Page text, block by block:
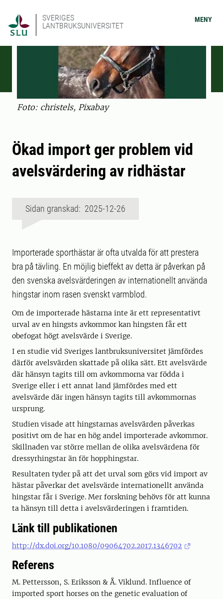
SVERIGES
LANTBRUKSUNIVERSITET
MENY
Foto: christels, Pixabay
Ökad import ger problem vid
avelsvärdering av ridhästar
Sidan granskad: 2025-12-26
Importerade sporthästar är ofta utvalda för att prestera
bra på tävling. En möjlig bieffekt av detta är påverkan på
den svenska avelsvärderingen av internationellt använda
hingstar inom rasen svenskt varmblod.
Om de importerade hästarna inte är ett representativt
urval av en hingsts avkommor kan hingsten får ett
obefogat högt avelsvärde i Sverige.
I en studie vid Sveriges lantbruksuniversitet jämfördes
därför avelsvärden skattade på olika sätt. Ett avelsvärde
där hänsyn tagits till om avkommorna var födda i
Sverige eller i ett annat land jämfördes med ett
avelsvärde där ingen hänsyn tagits till avkommornas
ursprung.
Studien visade att hingstarnas avelsvärden påverkas
positivt om de har en hög andel importerade avkommor.
Skillnaden var större mellan de olika avelsvärdena för
dressyrhingstar än för hopphingstar.
Resultaten tyder på att det urval som görs vid import av
hästar påverkar det avelsvärde internationellt använda
hingstar får i Sverige. Mer forskning behövs för att kunna
ta hänsyn till detta i avelsvärderingen i framtiden.
Länk till publikationen
http://dx.doi.org/10.1080/09064702.2017.1346702
Referens
M. Pettersson, S. Eriksson & Å. Viklund. Influence of
imported sport horses on the genetic evaluation of